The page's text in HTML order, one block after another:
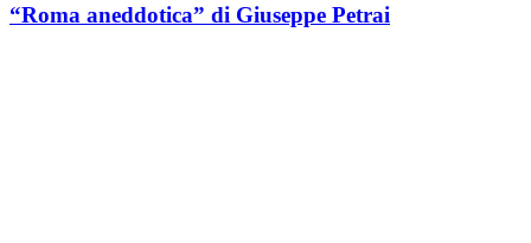
“Roma aneddotica” di Giuseppe Petrai